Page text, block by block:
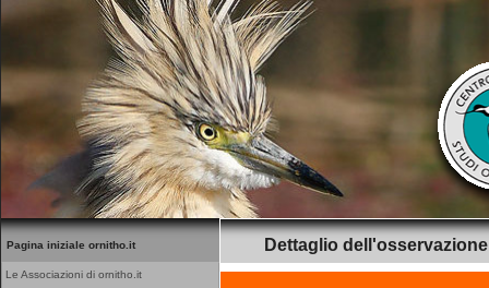
Pagina iniziale ornitho.it
Le Associazioni di ornitho.it
Dettaglio dell'osservazione